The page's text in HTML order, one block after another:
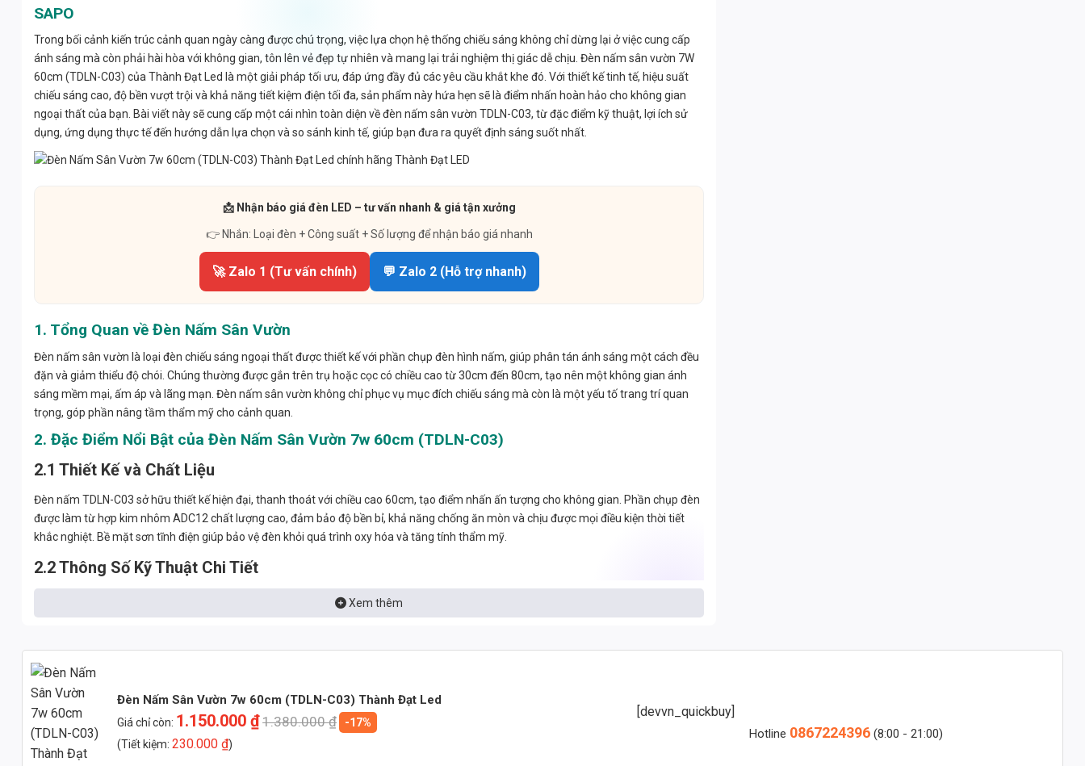
SAPO
Trong bối cảnh kiến trúc cảnh quan ngày càng được chú trọng, việc lựa chọn hệ thống chiếu sáng không chỉ dừng lại ở việc cung cấp
ánh sáng mà còn phải hài hòa với không gian, tôn lên vẻ đẹp tự nhiên và mang lại trải nghiệm thị giác dễ chịu. Đèn nấm sân vườn 7W
60cm (TDLN-C03) của Thành Đạt Led là một giải pháp tối ưu, đáp ứng đầy đủ các yêu cầu khắt khe đó. Với thiết kế tinh tế, hiệu suất
chiếu sáng cao, độ bền vượt trội và khả năng tiết kiệm điện tối đa, sản phẩm này hứa hẹn sẽ là điểm nhấn hoàn hảo cho không gian
ngoại thất của bạn. Bài viết này sẽ cung cấp một cái nhìn toàn diện về đèn nấm sân vườn TDLN-C03, từ đặc điểm kỹ thuật, lợi ích sử
dụng, ứng dụng thực tế đến hướng dẫn lựa chọn và so sánh kinh tế, giúp bạn đưa ra quyết định sáng suốt nhất.
📩 Nhận báo giá đèn LED – tư vấn nhanh & giá tận xưởng
👉 Nhắn: Loại đèn + Công suất + Số lượng để nhận báo giá nhanh
🚀 Zalo 1 (Tư vấn chính) 💬 Zalo 2 (Hỗ trợ nhanh)
1. Tổng Quan về Đèn Nấm Sân Vườn
Đèn nấm sân vườn là loại đèn chiếu sáng ngoại thất được thiết kế với phần chụp đèn hình nấm, giúp phân tán ánh sáng một cách đều
đặn và giảm thiểu độ chói. Chúng thường được gắn trên trụ hoặc cọc có chiều cao từ 30cm đến 80cm, tạo nên một không gian ánh
sáng mềm mại, ấm áp và lãng mạn. Đèn nấm sân vườn không chỉ phục vụ mục đích chiếu sáng mà còn là một yếu tố trang trí quan
trọng, góp phần nâng tầm thẩm mỹ cho cảnh quan.
2. Đặc Điểm Nổi Bật của Đèn Nấm Sân Vườn 7w 60cm (TDLN-C03)
2.1 Thiết Kế và Chất Liệu
Đèn nấm TDLN-C03 sở hữu thiết kế hiện đại, thanh thoát với chiều cao 60cm, tạo điểm nhấn ấn tượng cho không gian. Phần chụp đèn
được làm từ hợp kim nhôm ADC12 chất lượng cao, đảm bảo độ bền bỉ, khả năng chống ăn mòn và chịu được mọi điều kiện thời tiết
khắc nghiệt. Bề mặt sơn tĩnh điện giúp bảo vệ đèn khỏi quá trình oxy hóa và tăng tính thẩm mỹ.
2.2 Thông Số Kỹ Thuật Chi Tiết
Chip LED: Bridgelux/Philips (tùy chọn)
CRI (Chỉ số hoàn màu): > 85, cho ánh sáng trung thực, sống động
PF (Hệ số công suất): > 0.9, giúp tiết kiệm điện năng
Quang thông: > 800lm
Nhiệt độ màu: 3000K (Vàng ấm), 4000K (Trung tính), 6000K (Trắng mát)
Xem thêm
Đèn Nấm Sân Vườn 7w 60cm (TDLN-C03) Thành Đạt Led
Giá chỉ còn: 1.150.000₫1.380.000₫
-17%
(Tiết kiệm:230.000₫)
[devvn_quickbuy]
Hotline 0867224396 (8:00 - 21:00)